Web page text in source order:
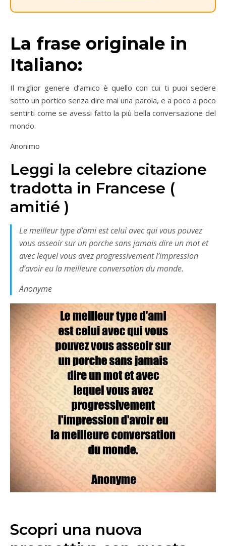
La frase originale in
Italiano:
Il miglior genere d’amico è quello con cui ti puoi sedere
sotto un portico senza dire mai una parola, e a poco a poco
sentirti come se avessi fatto la più bella conversazione del
mondo.
Anonimo
Leggi la celebre citazione
tradotta in Francese (
amitié )
Le meilleur type d’ami est celui avec qui vous pouvez
vous asseoir sur un porche sans jamais dire un mot et
avec lequel vous avez progressivement l’impression
d’avoir eu la meilleure conversation du monde.
Anonyme
Scopri una nuova